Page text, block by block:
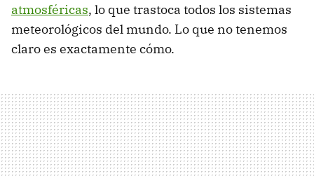
atmosféricas, lo que trastoca todos los sistemas
meteorológicos del mundo. Lo que no tenemos
claro es exactamente cómo.